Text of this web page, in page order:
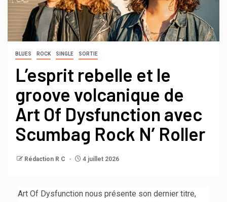
BLUES ROCK SINGLE SORTIE
L’esprit rebelle et le
groove volcanique de
Art Of Dysfunction avec
Scumbag Rock N’ Roller
Rédaction R C 4 juillet 2026
Art Of Dysfunction nous présente son dernier titre,